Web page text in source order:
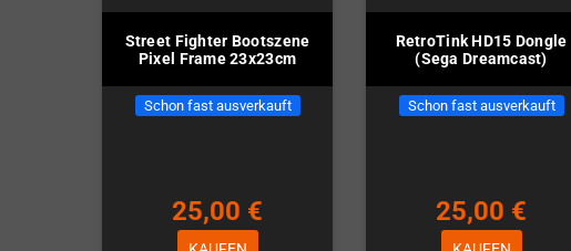
Street Fighter Bootszene
Pixel Frame 23x23cm
Schon fast ausverkauft
25,00 €
RetroTink HD15 Dongle
(Sega Dreamcast)
Schon fast ausverkauft
25,00 €